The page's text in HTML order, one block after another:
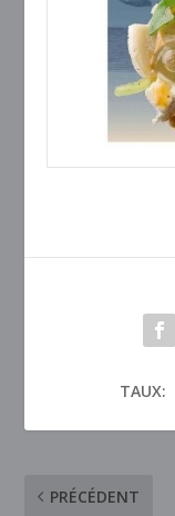
TAUX:
PRÉCÉDENT